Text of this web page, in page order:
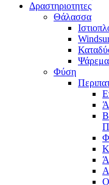
Δραστηριοτητες
Θάλασσα
Ψάρεμα
Φύση